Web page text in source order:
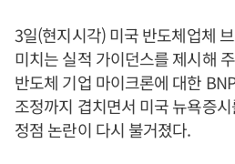
3일(현지시각) 미국 반도체업체
미치는 실적 가이던스를 제시해
반도체 기업 마이크론에 대한
조정까지 겹치면서 미국 뉴욕증
정점 논란이 다시 불거졌다.